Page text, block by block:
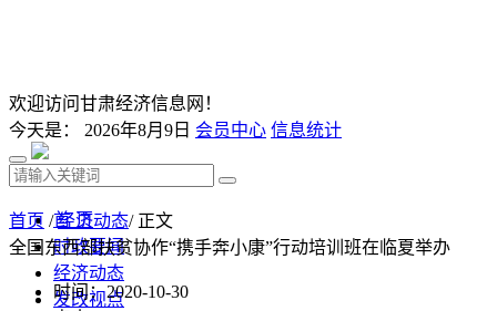
欢迎访问甘肃经济信息网！
今天是： 2026年8月9日 会员中心 信息统计
首 页
时政要闻
经济动态
发改视点
首页 /经济动态/ 正文
全国东西部扶贫协作“携手奔小康”行动培训班在临夏举办
时间：2020-10-30